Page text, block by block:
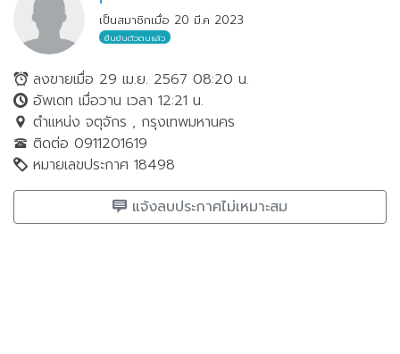
เป็นสมาชิกเมื่อ 20 มี.ค 2023
ยืนยันตัวตนแล้ว
ลงขายเมื่อ 29 เม.ย. 2567 08:20 น.
อัพเดท เมื่อวาน เวลา 12:21 น.
ตำแหน่ง จตุจักร , กรุงเทพมหานคร
ติดต่อ 0911201619
หมายเลขประกาศ 18498
แจ้งลบประกาศไม่เหมาะสม